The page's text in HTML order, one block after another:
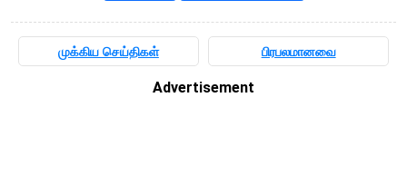
முக்கிய செய்திகள் பிரபலமானவை
Advertisement